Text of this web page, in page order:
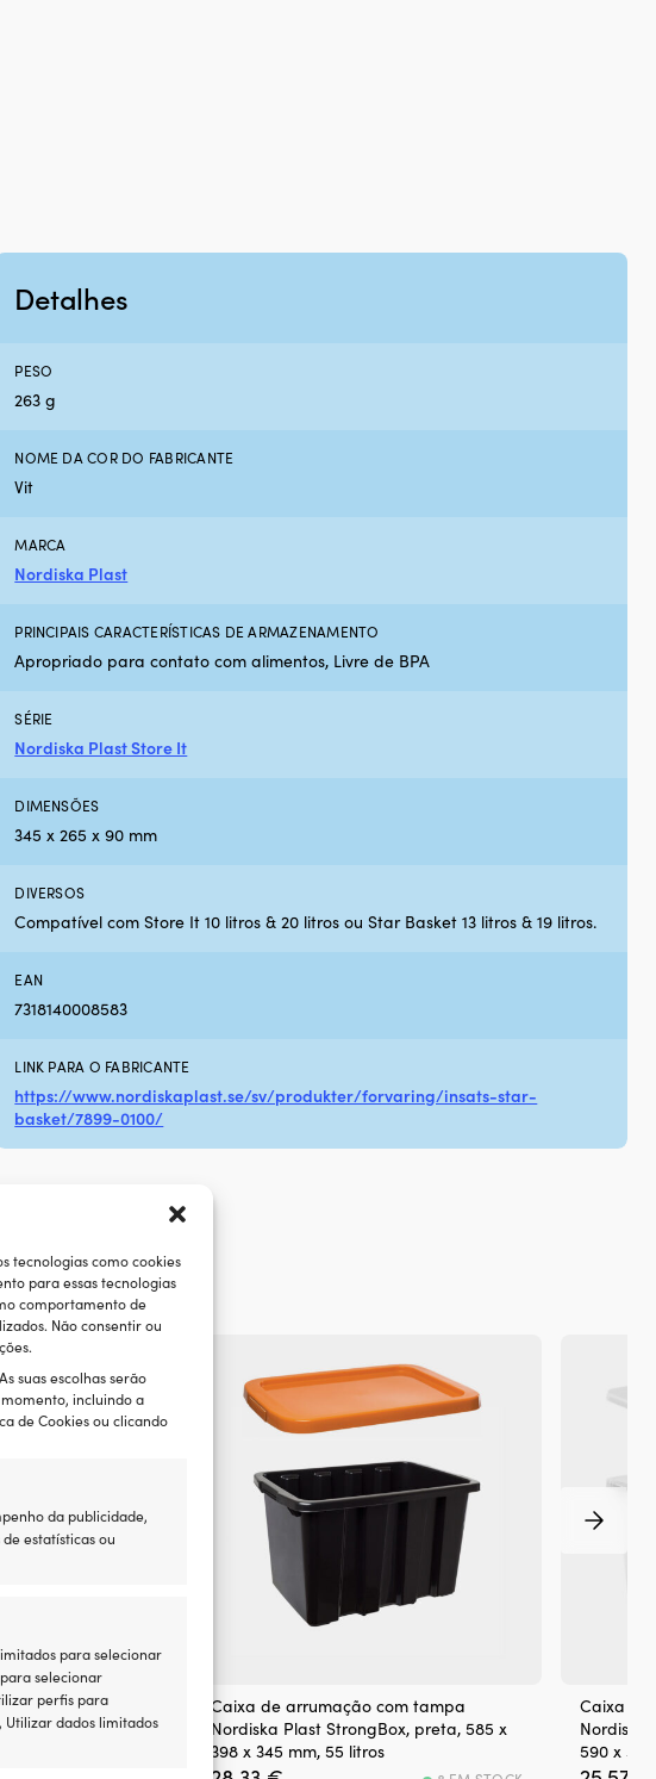
tecnologias como cookies
para essas tecnologias
comportamento de
Não consentir ou
suas escolhas serão
incluindo a
de Cookies ou clicando
da publicidade,
estatísticas ou
para selecionar
selecionar
perfis para
Utilizar dados limitados
Detalhes
PESO
263 g
NOME DA COR DO FABRICANTE
Vit
MARCA
Nordiska Plast
PRINCIPAIS CARACTERÍSTICAS DE ARMAZENAMENTO
Apropriado para contato com alimentos, Livre de BPA
SÉRIE
Nordiska Plast Store It
DIMENSÕES
345 x 265 x 90 mm
DIVERSOS
Compatível com Store It 10 litros & 20 litros ou Star Basket 13 litros & 19 litros.
EAN
7318140008583
LINK PARA O FABRICANTE
https://www.nordiskaplast.se/sv/produkter/forvaring/insats-star-
basket/7899-0100/
Plast
x 245 mm, 40
Caixa de arrumação com tampa
Nordiska Plast StrongBox, preta, 585 x
398 x 345 mm, 55 litros
Caixa de
Nordiska
590 x